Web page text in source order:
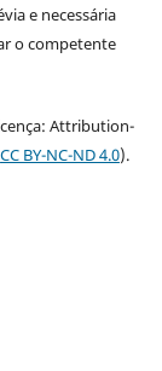
e necessária
o competente
Attribution-
CC BY-NC-ND 4.0).